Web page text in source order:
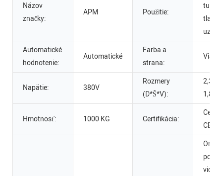
Názov
značky:
APM Použitie:
tuby,
Automatické
hodnotenie:
Automatické
Farba a
strana:
Napätie: 380V
Rozmery
(D*Š*V):
2,3 x
1,86
Hmotnosť: 1000 KG Certifikácia:
CE
Online
video